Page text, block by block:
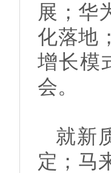
展；华
化落地
增长模
会。
就新
定；马